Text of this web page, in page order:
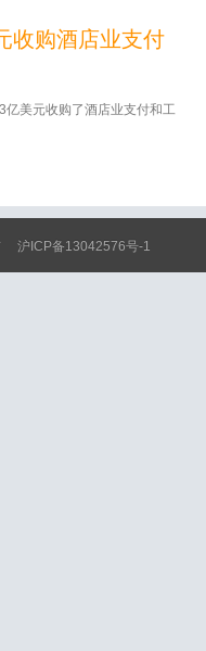
收购酒店业支付
美元收购了酒店业支付和工
沪ICP备13042576号-1